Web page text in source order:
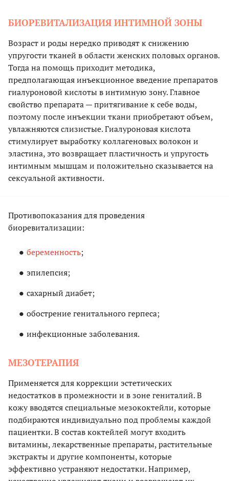
БИОРЕВИТАЛИЗАЦИЯ ИНТИМНОЙ ЗОНЫ
Возраст и роды нередко приводят к снижению
упругости тканей в области женских половых органов.
Тогда на помощь приходит методика,
предполагающая инъекционное введение препаратов
гиалуроновой кислоты в интимную зону. Главное
свойство препарата — притягивание к себе воды,
поэтому после инъекции ткани приобретают объем,
увлажняются слизистые. Гиалуроновая кислота
стимулирует выработку коллагеновых волокон и
эластина, это возвращает пластичность и упругость
интимным мышцам и положительно сказывается на
сексуальной активности.
Противопоказания для проведения
биоревитализации:
беременность;
эпилепсия;
сахарный диабет;
обострение генитального герпеса;
инфекционные заболевания.
МЕЗОТЕРАПИЯ
Применяется для коррекции эстетических
недостатков в промежности и в зоне гениталий. В
кожу вводятся специальные мезококтейли, которые
подбираются индивидуально под проблемы каждой
пациентки. В состав коктейлей могут входить
витамины, лекарственные препараты, растительные
экстракты и другие компоненты, которые
эффективно устраняют недостатки. Например,